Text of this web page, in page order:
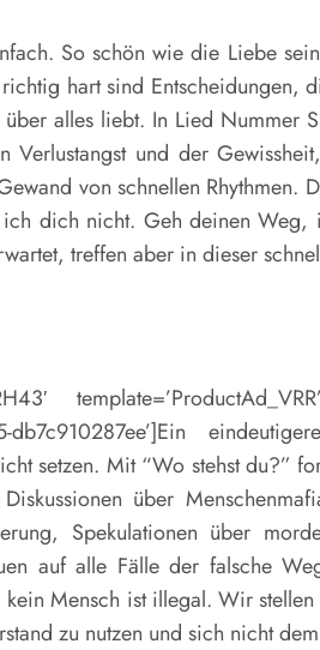
So schön wie die Liebe
hart sind Entscheidungen,
alles liebt. In Lied Nummer
Verlustangst und der
von schnellen Rhythmen.
dich nicht. Geh deinen Weg,
treffen aber in dieser
db7c910287ee’]Ein
setzen. Mit “Wo stehst du?”
über
Spekulationen über
auf alle Fälle der falsche
kein Mensch ist illegal. Wir
zu nutzen und sich nicht